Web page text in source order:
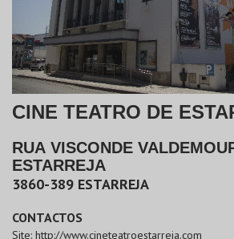
CINE TEATRO DE
RUA VISCONDE
ESTARREJA
3860-389 ESTARREJA
CONTACTOS
Site: http://www.cineteatroestarreja.com